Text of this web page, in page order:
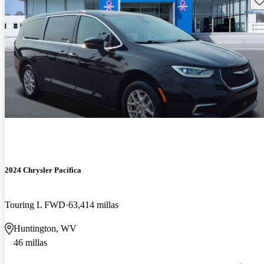
2024 Chrysler Pacifica
Touring L FWD 63,414 millas
Huntington, WV
46 millas